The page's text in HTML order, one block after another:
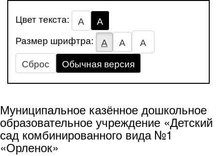
Цвет текста: А
А
Размер шрифтра:
А А
А
Сброс
Обычная версия
Муниципальное казённое дошкольное
образовательное учреждение «Детский
сад комбинированного вида №1
«Орленок»